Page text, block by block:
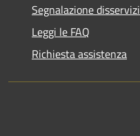
Segnalazione
Leggi le FAQ
Richiesta assistenza